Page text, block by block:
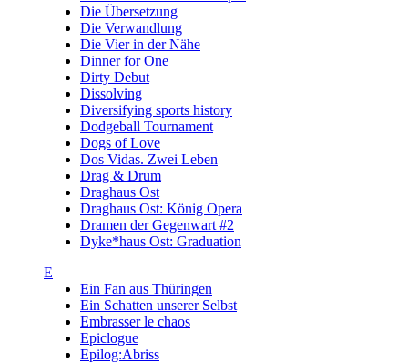
Die Übersetzung
Die Verwandlung
Die Vier in der Nähe
Dinner for One
Dirty Debut
Dissolving
Diversifying sports history
Dodgeball Tournament
Dogs of Love
Dos Vidas. Zwei Leben
Drag & Drum
Draghaus Ost
Draghaus Ost: König Opera
Dramen der Gegenwart #2
Dyke*haus Ost: Graduation
E
Ein Fan aus Thüringen
Ein Schatten unserer Selbst
Embrasser le chaos
Epiclogue
Epilog:Abriss